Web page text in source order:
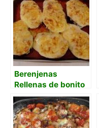
Berenjenas
Rellenas de bonito